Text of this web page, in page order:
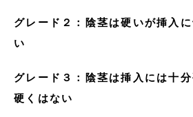
グレード２：陰茎は硬いが挿入
い
グレード３：陰茎は挿入には十
硬くはない